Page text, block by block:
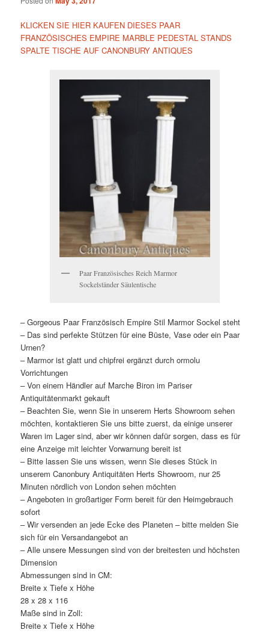
KLICKEN SIE HIER KAUFEN DIESES PAAR
FRANZÖSISCHES EMPIRE MARBLE PEDESTAL STANDS
SPALTE TISCHE AUF CANONBURY ANTIQUES
Paar Französisches Reich Marmor
Sockelständer Säulentische
– Gorgeous Paar Französisch Empire Stil Marmor Sockel steht
– Das sind perfekte Stützen für eine Büste, Vase oder ein Paar
Urnen?
– Marmor ist glatt und chipfrei ergänzt durch ormolu
Vorrichtungen
– Von einem Händler auf Marche Biron im Pariser
Antiquitätenmarkt gekauft
– Beachten Sie, wenn Sie in unserem Herts Showroom sehen
möchten, kontaktieren Sie uns bitte zuerst, da einige unserer
Waren im Lager sind, aber wir können dafür sorgen, dass es für
eine Anzeige mit leichter Vorwarnung bereit ist
– Bitte lassen Sie uns wissen, wenn Sie dieses Stück in
unserem Canonbury Antiquitäten Herts Showroom, nur 25
Minuten nördlich von London sehen möchten
– Angeboten in großartiger Form bereit für den Heimgebrauch
sofort
– Wir versenden an jede Ecke des Planeten – bitte melden Sie
sich für ein Versandangebot an
– Alle unsere Messungen sind von der breitesten und höchsten
Dimension
Abmessungen sind in CM:
Breite x Tiefe x Höhe
28 x 28 x 116
Maße sind in Zoll:
Breite x Tiefe x Höhe